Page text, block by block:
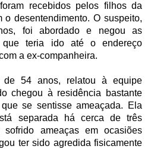
recebidos pelos filhos da
o desentendimento. O suspeito,
foi abordado e negou as
que teria ido até o endereço
a ex-companheira.
de 54 anos, relatou à equipe
chegou à residência bastante
se sentisse ameaçada. Ela
separada há cerca de três
ameaças em ocasiões
ter sido agredida fisicamente